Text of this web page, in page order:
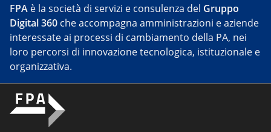
FPA è la società di servizi e consulenza del Gruppo
Digital 360 che accompagna amministrazioni e aziende
interessate ai processi di cambiamento della PA, nei
loro percorsi di innovazione tecnologica, istituzionale e
organizzativa.